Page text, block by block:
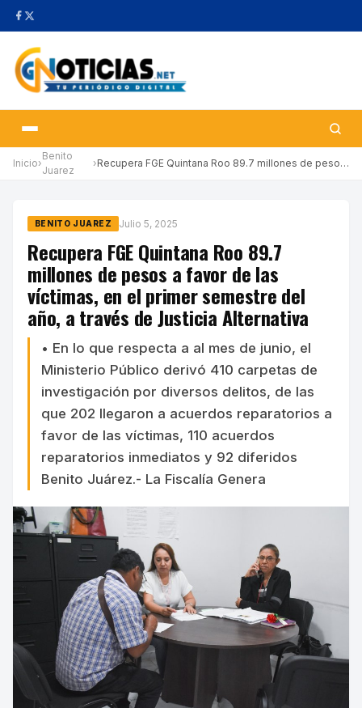
Inicio›
Benito
Juarez
› Recupera FGE Quintana Roo 89.7 millones de pesos a favor de las …
BENITO JUAREZ Julio 5, 2025
Recupera FGE Quintana Roo 89.7
millones de pesos a favor de las
víctimas, en el primer semestre del
año, a través de Justicia Alternativa
• En lo que respecta a al mes de junio, el
Ministerio Público derivó 410 carpetas de
investigación por diversos delitos, de las
que 202 llegaron a acuerdos reparatorios a
favor de las víctimas, 110 acuerdos
reparatorios inmediatos y 92 diferidos
Benito Juárez.- La Fiscalía Genera